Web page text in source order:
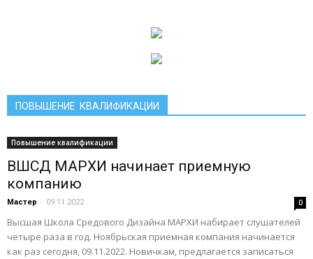
ПОВЫШЕНИЕ КВАЛИФИКАЦИИ
Повышение квалификации
ВШСД МАРХИ начинает приемную
компанию
Мастер - 09.11.2022 0
Высшая Школа Средового Дизайна МАРХИ набирает слушателей
четыре раза в год. Ноябрьская приемная компания начинается
как раз сегодня, 09.11.2022. Новичкам, предлагается записаться